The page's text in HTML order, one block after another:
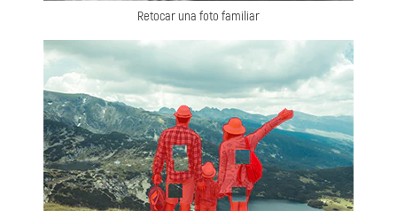
Retocar una foto familiar